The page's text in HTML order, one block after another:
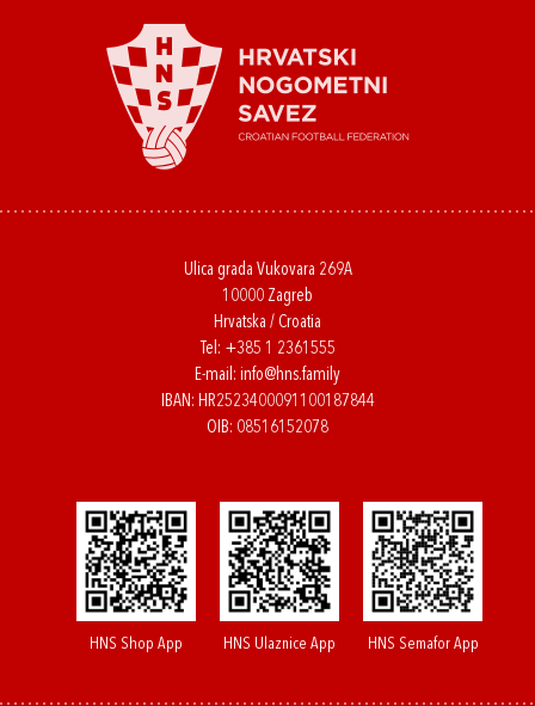
Ulica grada Vukovara 269A
10000 Zagreb
Hrvatska / Croatia
Tel: +385 1 2361555
E-mail: info@hns.family
IBAN: HR2523400091100187844
OIB: 08516152078
HNS Shop App HNS Ulaznice App HNS Semafor App